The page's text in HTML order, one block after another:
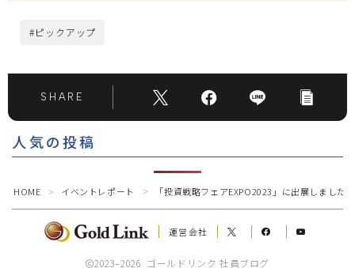
Follow Me
#ピックアップ
SHARE
人気の投稿
HOME ＞ イベントレポート ＞ 「投資戦略フェアEXPO2023」に出展しました
運営会社
2023–2026 ゴールドリンク 社員ブログ